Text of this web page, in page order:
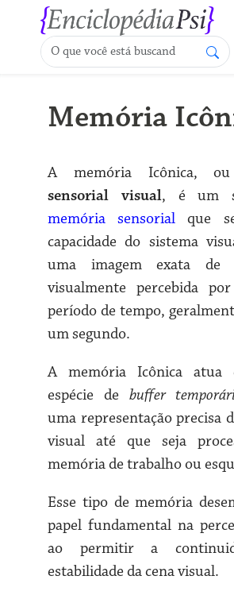
Memória
A memória Icônica,
sensorial visual, é um
memória sensorial que
capacidade do sistema
uma imagem exata de
visualmente percebida
período de tempo,
um segundo.
A memória Icônica atua
espécie de buffer
uma representação precisa
visual até que seja
memória de trabalho ou
Esse tipo de memória
papel fundamental na
ao permitir a
estabilidade da cena visual.